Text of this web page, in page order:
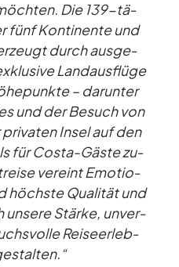
Die 139-tä­
fünf Kon­ti­nente und
durch aus­ge­
Land­aus­flüge
– dar­un­ter
und der Be­such von
In­sel auf den
für Costa-Gäste zu­
ver­eint Emo­tio­
höchste Qua­li­tät und
un­sere Stärke, un­ver­
Rei­se­er­leb­